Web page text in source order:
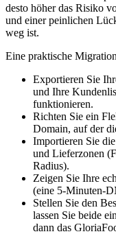
desto höher das Risiko
und einer peinlichen
weg ist.
Eine praktische
Exportieren Sie
und Ihre
funktionieren.
Richten Sie ein
Domain, auf der
Importieren Sie
und Lieferzonen
Radius).
Zeigen Sie Ihre
(eine 5-Minuten-
Stellen Sie den
lassen Sie beide
dann das